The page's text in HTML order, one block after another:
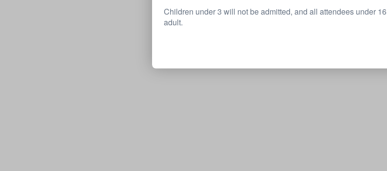
Children under 3 will not be admitted, and all attendees under
adult.